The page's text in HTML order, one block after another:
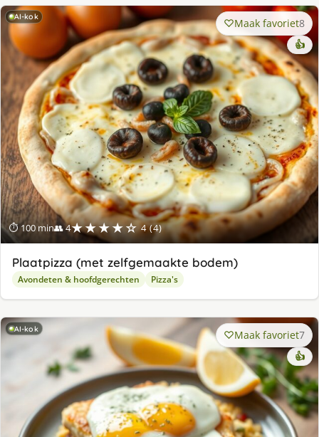
AI-kok
⏱ 100 min👥 4★★★★☆ 4 (4)
Maak favoriet8
👍
Plaatpizza (met zelfgemaakte bodem)
Avondeten & hoofdgerechten Pizza's
AI-kok Maak favoriet7
👍